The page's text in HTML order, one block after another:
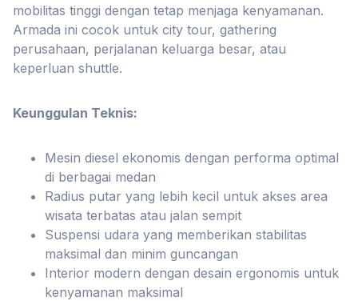
mobilitas tinggi dengan tetap menjaga kenyamanan.
Armada ini cocok untuk city tour, gathering
perusahaan, perjalanan keluarga besar, atau
keperluan shuttle.
Keunggulan Teknis:
Mesin diesel ekonomis dengan performa optimal
di berbagai medan
Radius putar yang lebih kecil untuk akses area
wisata terbatas atau jalan sempit
Suspensi udara yang memberikan stabilitas
maksimal dan minim guncangan
Interior modern dengan desain ergonomis untuk
kenyamanan maksimal